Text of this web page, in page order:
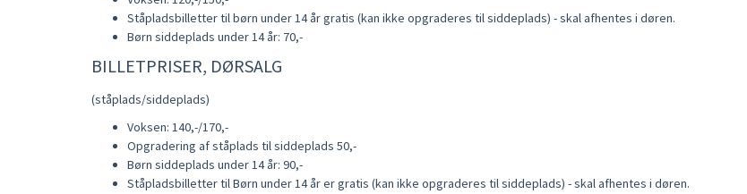
Ståpladsbilletter til børn under 14 år gratis (kan ikke opgraderes til siddeplads) - skal afhentes i døren.
Børn siddeplads under 14 år: 70,-
BILLETPRISER, DØRSALG
(ståplads/siddeplads)
Voksen: 140,-/170,-
Opgradering af ståplads til siddeplads 50,-
Børn siddeplads under 14 år: 90,-
Ståpladsbilletter til Børn under 14 år er gratis (kan ikke opgraderes til siddeplads) - skal afhentes i døren.